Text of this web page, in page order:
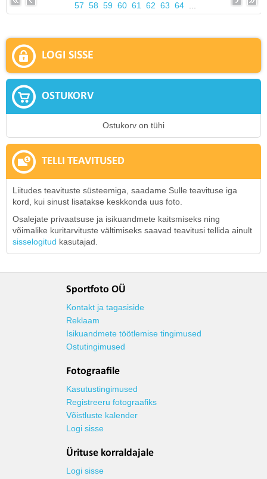
57 58 59 60 61 62 63 64...
LOGI SISSE
OSTUKORV
Ostukorv on tühi
TELLI TEAVITUSED
Liitudes teavituste süsteemiga, saadame Sulle teavituse iga
kord, kui sinust lisatakse keskkonda uus foto.
Osalejate privaatsuse ja isikuandmete kaitsmiseks ning
võimalike kuritarvituste vältimiseks saavad teavitusi tellida ainult
sisselogitud kasutajad.
Sportfoto OÜ
Kontakt ja tagasiside
Reklaam
Isikuandmete töötlemise tingimused
Ostutingimused
Fotograafile
Kasutustingimused
Registreeru fotograafiks
Võistluste kalender
Logi sisse
Ürituse korraldajale
Logi sisse